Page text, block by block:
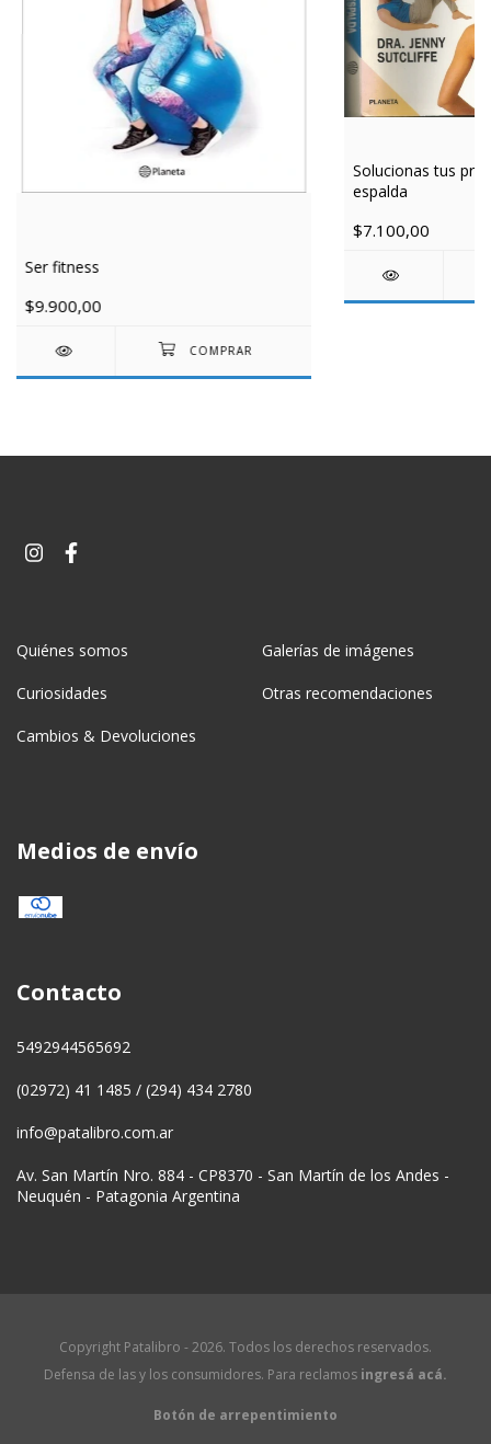
Ser fitness
$9.900,00
Solucionas tus
espalda
$7.100,00
Quiénes somos Galerías de imágenes
Curiosidades Otras recomendaciones
Cambios & Devoluciones
Medios de envío
Contacto
5492944565692
(02972) 41 1485 / (294) 434 2780
info@patalibro.com.ar
Av. San Martín Nro. 884 - CP8370 - San Martín de los Andes -
Neuquén - Patagonia Argentina
Copyright Patalibro - 2026. Todos los derechos reservados.
Defensa de las y los consumidores. Para reclamos ingresá acá.
Botón de arrepentimiento